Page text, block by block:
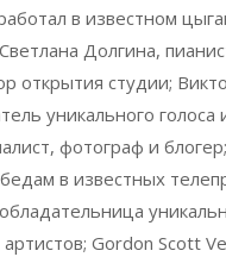
в известном
Долгина,
открытия студии;
уникального
фотограф и
в известных
Gordon Scott